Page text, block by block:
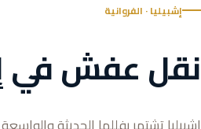
إشبيليا · الفروانية
نقل عفش في